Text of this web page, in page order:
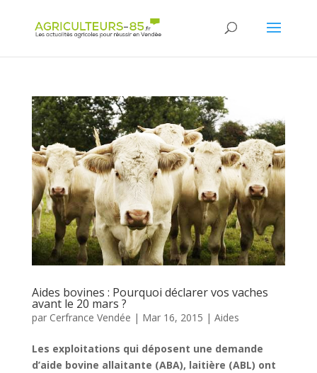
Aides bovines : Pourquoi déclarer vos vaches
avant le 20 mars ?
par Cerfrance Vendée | Mar 16, 2015 | Aides
Les exploitations qui déposent une demande
d’aide bovine allaitante (ABA), laitière (ABL) ont